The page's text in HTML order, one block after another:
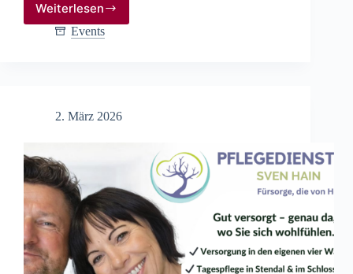
Weiterlesen
11.
Firmenlauf
Events
2. März 2026